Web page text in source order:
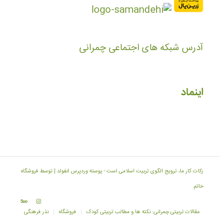
آدرس شبکه های اجتماعی چمرانی
اینماد
زکات کار ما، ترویج الگوی تربیت اسلامی است -پوسته وردپرس انفولد | توسط فروشگاه
خاتم
مقالات تربیتی چمرانی: نکته ها و مطالب تربیتی کودک فروشگاه نذر فرهنگی